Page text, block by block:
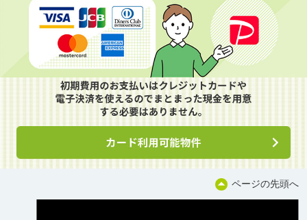
ページの先頭へ